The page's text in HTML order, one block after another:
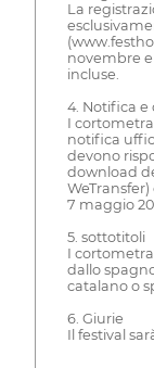
La
novembre
incluse.
4. Notifica e
I
notifica
devono
download
7 maggio
5. sottotitoli
I
dallo
catalano o
6. Giurie
Il festival